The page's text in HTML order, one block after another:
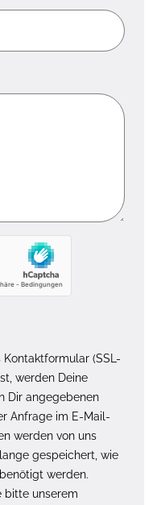
(SSL-
werden Deine
Dir angegebenen
Anfrage im E-Mail-
werden von uns
gespeichert, wie
werden.
bitte unserem